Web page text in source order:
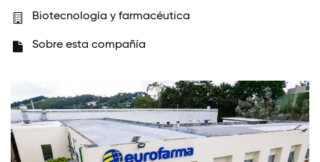
Biotecnología y farmacéutica
Sobre esta compañía